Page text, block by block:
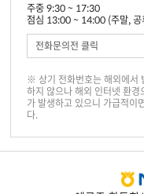
주중 9:30 ~ 17:30
점심 13:00 ~ 14:00 (주말, 공
전화문의전 클릭
※ 상기 전화번호는 해외에서
하지 않으나 해외 인터넷 환
가 발생하고 있으니 가급적이
다.